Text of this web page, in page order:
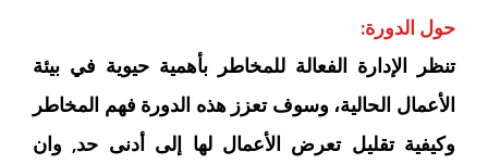
حول الدورة:
تنظر الإدارة الفعالة للمخاطر بأهمية حيوية في بيئة
الأعمال الحالية، وسوف تعزز هذه الدورة فهم المخاطر
وكيفية تقليل تعرض الأعمال لها إلى أدنى حد, وان